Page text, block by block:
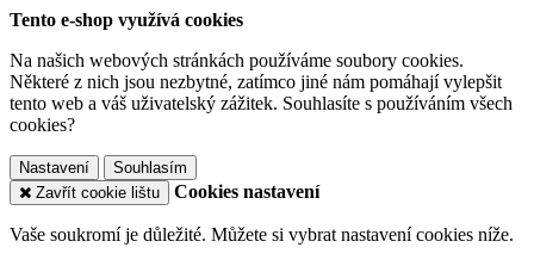
Tento e-shop využívá cookies
Na našich webových stránkách používáme soubory cookies.
Některé z nich jsou nezbytné, zatímco jiné nám pomáhají vylepšit
tento web a váš uživatelský zážitek. Souhlasíte s používáním všech
cookies?
Nastavení
Souhlasím
Zavřít cookie lištu
Cookies nastavení
Vaše soukromí je důležité. Můžete si vybrat nastavení cookies níže.